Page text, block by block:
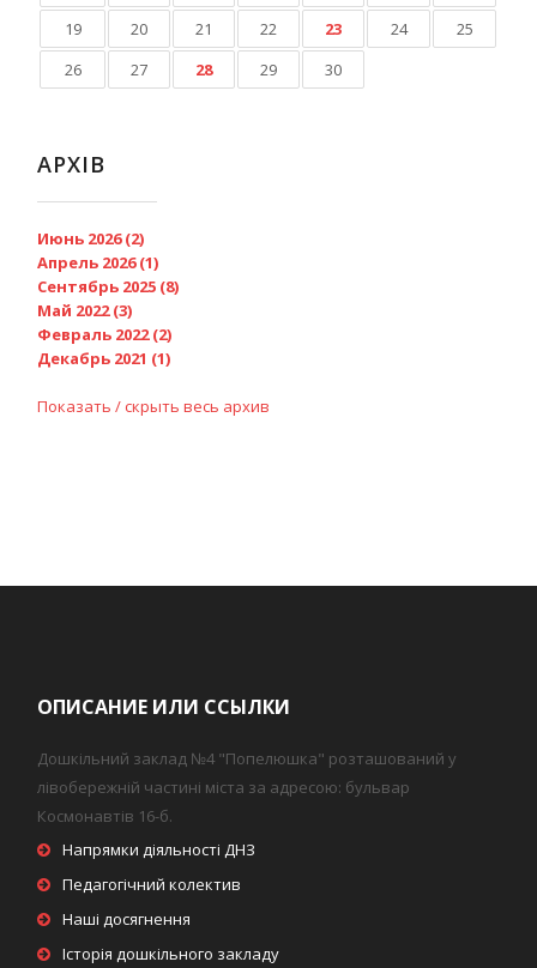
19
20 21 22 23 24
25
26
27 28 29 30
АРХІВ
Июнь 2026 (2)
Апрель 2026 (1)
Сентябрь 2025 (8)
Май 2022 (3)
Февраль 2022 (2)
Декабрь 2021 (1)
Показать / скрыть весь архив
ОПИСАНИЕ ИЛИ ССЫЛКИ
Дошкільний заклад №4 "Попелюшка" розташований у
лівобережній частині міста за адресою: бульвар
Космонавтів 16-б.
Напрямки діяльності ДНЗ
Педагогічний колектив
Наші досягнення
Історія дошкільного закладу